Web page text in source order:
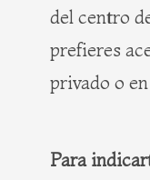
del centro
prefieres
privado o
Para